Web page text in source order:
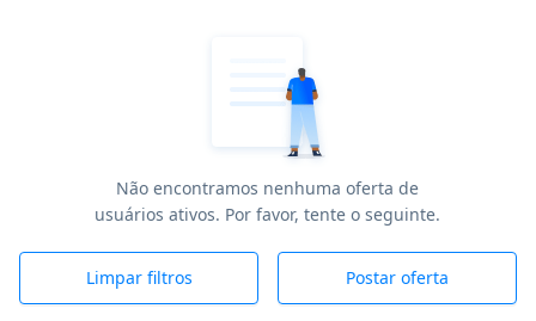
Não encontramos nenhuma oferta de
usuários ativos. Por favor, tente o seguinte.
Limpar filtros Postar oferta